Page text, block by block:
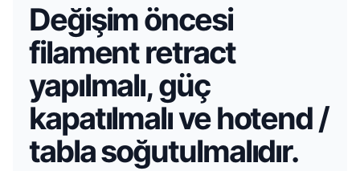
Değişim öncesi
filament retract
yapılmalı, güç
kapatılmalı ve hotend /
tabla soğutulmalıdır.